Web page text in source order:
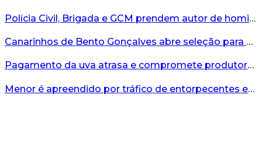
Polícia Civil, Brigada e GCM prendem autor de homicídio em Bento Gonçalves...
Canarinhos de Bento Gonçalves abre seleção para novos integrantes...
Pagamento da uva atrasa e compromete produtores...
Menor é apreendido por tráfico de entorpecentes em Veranópolis...